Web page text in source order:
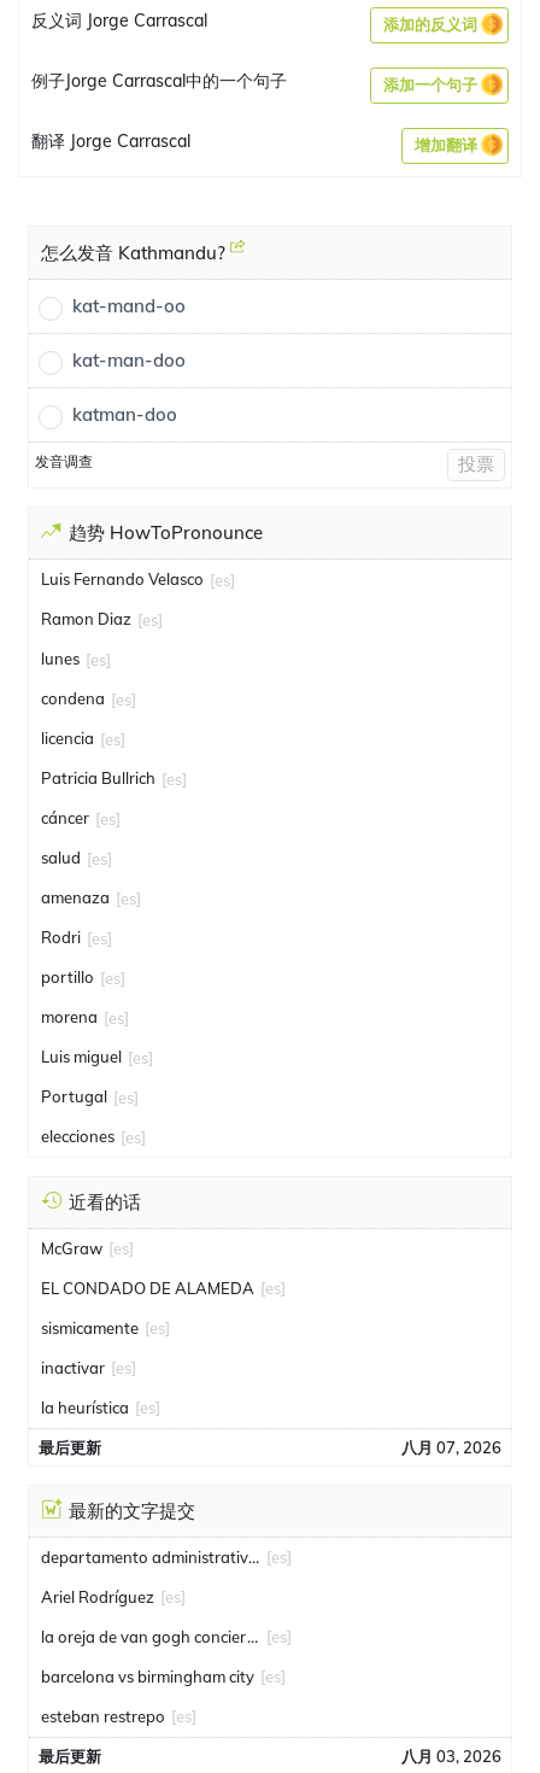
反义词 Jorge Carrascal 添加的反义词
例子Jorge Carrascal中的一个句子 添加一个句子
翻译 Jorge Carrascal 增加翻译
怎么发音 Kathmandu?
kat-mand-oo
kat-man-doo
katman-doo
发音调查 投票
趋势 HowToPronounce
Luis Fernando Velasco [es]
Ramon Diaz [es]
lunes [es]
condena [es]
licencia [es]
Patricia Bullrich [es]
cáncer [es]
salud [es]
amenaza [es]
Rodri [es]
portillo [es]
morena [es]
Luis miguel [es]
Portugal [es]
elecciones [es]
近看的话
McGraw [es]
EL CONDADO DE ALAMEDA [es]
sismicamente [es]
inactivar [es]
la heurística [es]
最后更新 八月 07, 2026
最新的文字提交
departamento administrativo de seguridad [es]
Ariel Rodríguez [es]
la oreja de van gogh conciertos [es]
barcelona vs birmingham city [es]
esteban restrepo [es]
最后更新 八月 03, 2026